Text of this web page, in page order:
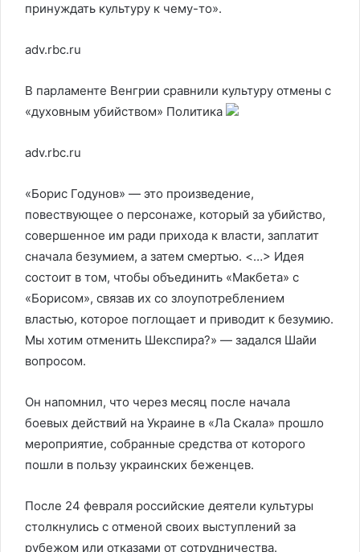
принуждать культуру к чему-то».
adv.rbc.ru
В парламенте Венгрии сравнили культуру отмены с
«духовным убийством» Политика
adv.rbc.ru
«Борис Годунов» — это произведение,
повествующее о персонаже, который за убийство,
совершенное им ради прихода к власти, заплатит
сначала безумием, а затем смертью. <…> Идея
состоит в том, чтобы объединить «Макбета» с
«Борисом», связав их со злоупотреблением
властью, которое поглощает и приводит к безумию.
Мы хотим отменить Шекспира?» — задался Шайи
вопросом.
Он напомнил, что через месяц после начала
боевых действий на Украине в «Ла Скала» прошло
мероприятие, собранные средства от которого
пошли в пользу украинских беженцев.
После 24 февраля российские деятели культуры
столкнулись с отменой своих выступлений за
рубежом или отказами от сотрудничества.